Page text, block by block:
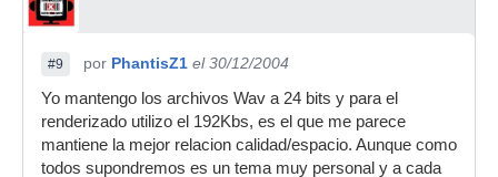
#9 por PhantisZ1 el 30/12/2004
Yo mantengo los archivos Wav a 24 bits y para el
renderizado utilizo el 192Kbs, es el que me parece
mantiene la mejor relacion calidad/espacio. Aunque como
todos supondremos es un tema muy personal y a cada